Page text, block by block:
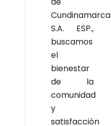
Cundinamarca
S.A. ESP.,
buscamos
el
bienestar
de la
comunidad
y
satisfacción